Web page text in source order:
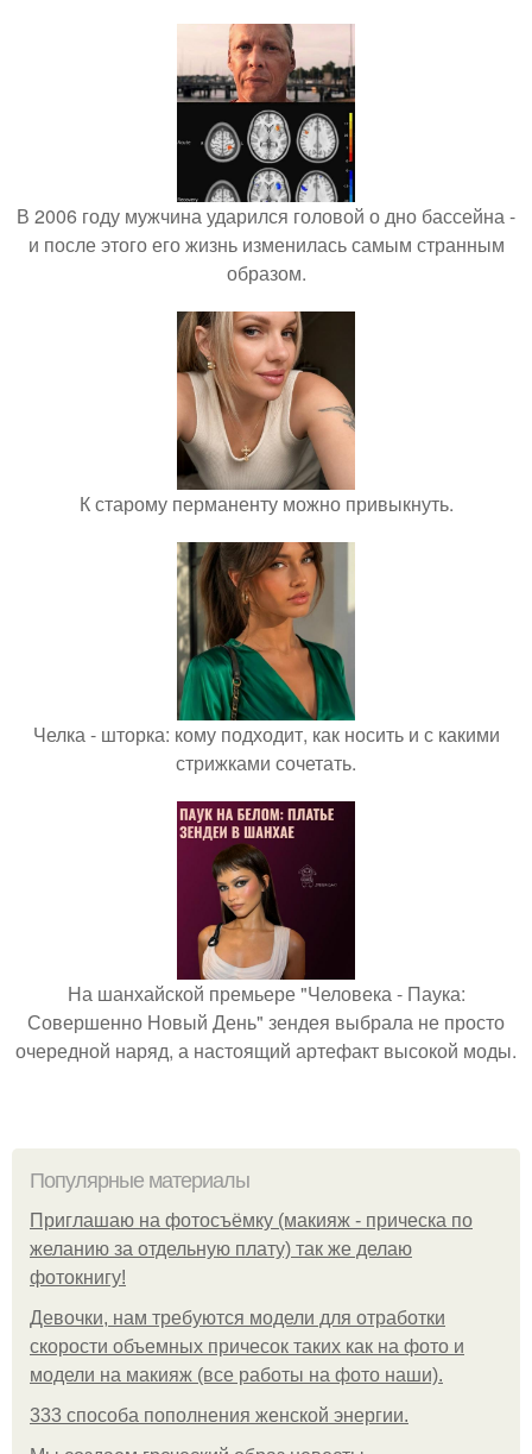
В 2006 году мужчина ударился головой о дно бассейна -
и после этого его жизнь изменилась самым странным
образом.
К старому перманенту можно привыкнуть.
Челка - шторка: кому подходит, как носить и с какими
стрижками сочетать.
На шанхайской премьере "Человека - Паука:
Совершенно Новый День" зендея выбрала не просто
очередной наряд, а настоящий артефакт высокой моды.
Популярные материалы
Приглашаю на фотосъёмку (макияж - прическа по
желанию за отдельную плату) так же делаю
фотокнигу!
Девочки, нам требуются модели для отработки
скорости объемных причесок таких как на фото и
модели на макияж (все работы на фото наши).
333 способа пополнения женской энергии.